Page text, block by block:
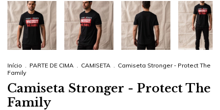
Início . PARTE DE CIMA . CAMISETA . Camiseta Stronger - Protect The
Family
Camiseta Stronger - Protect The
Family